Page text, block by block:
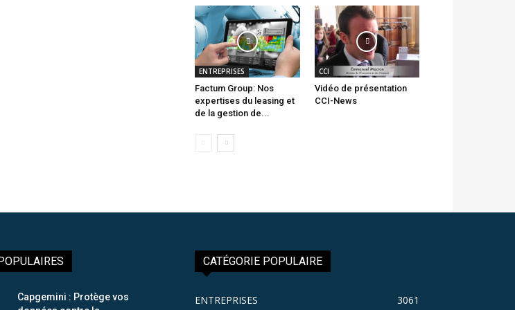
ENTREPRISES
Factum Group: Nos
expertises du leasing et
de la gestion de...
CCI
Vidéo de présentation
CCI-News
Capgemini : Protège vos
CATÉGORIE POPULAIRE
ENTREPRISES 3061